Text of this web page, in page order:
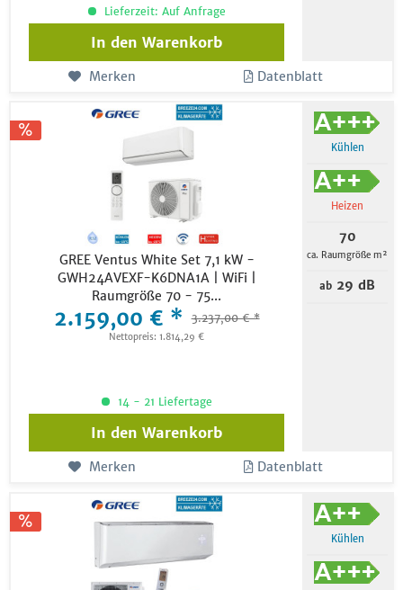
Lieferzeit: Auf Anfrage
In den Warenkorb
Merken Datenblatt
GREE Ventus White Set 7,1 kW -
GWH24AVEXF-K6DNA1A | WiFi |
Raumgröße 70 - 75...
2.159,00 € * 3.237,00 € *
Nettopreis: 1.814,29 €
Kühlen
Heizen
70
ca. Raumgröße m²
ab 29 dB
14 - 21 Liefertage
In den Warenkorb
Merken Datenblatt
Kühlen